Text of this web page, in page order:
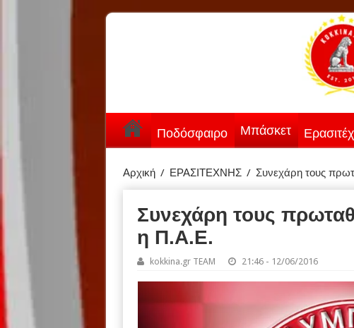
Ποδόσφαιρο Μπάσκετ
Αρχική / ΕΡΑΣΙΤΕΧΝΗΣ / Συνεχάρη τους
Συνεχάρη τους
η Π.Α.Ε.
kokkina.gr TEAM 21:46 - 12/06/2016